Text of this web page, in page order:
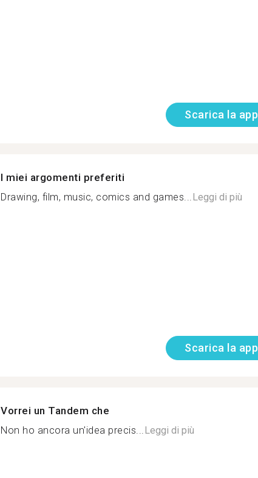
Scarica la app
I miei argomenti preferiti
Drawing, film, music, comics and games...Leggi di più
Scarica la app
Vorrei un Tandem che
Non ho ancora un'idea precis...Leggi di più